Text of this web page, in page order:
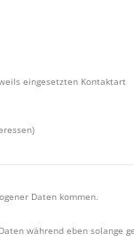
eingesetzten Kontaktart
Daten kommen.
während eben solange